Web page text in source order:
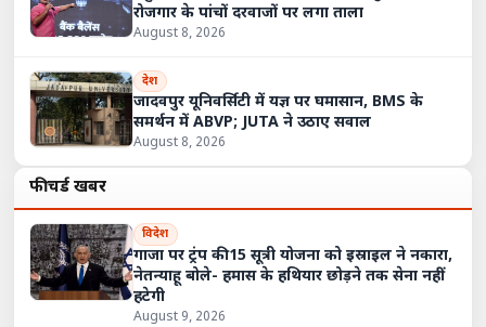
रोजगार के पांचों दरवाजों पर लगा ताला
August 8, 2026
देश
जादवपुर यूनिवर्सिटी में यज्ञ पर घमासान, BMS के
समर्थन में ABVP; JUTA ने उठाए सवाल
August 8, 2026
फीचर्ड खबरें
विदेश
गाजा पर ट्रंप की 15 सूत्री योजना को इस्राइल ने नकारा,
नेतन्याहू बोले- हमास के हथियार छोड़ने तक सेना नहीं
हटेगी
August 9, 2026